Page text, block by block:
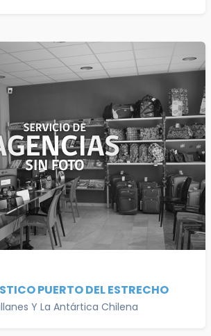
PUERTO DEL ESTRECHO
Y La Antártica Chilena